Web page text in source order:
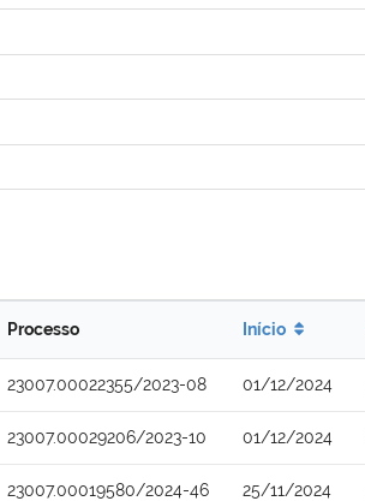
Processo Início
23007.00022355/2023-08 01/12/2024
23007.00029206/2023-10 01/12/2024
23007.00019580/2024-46 25/11/2024